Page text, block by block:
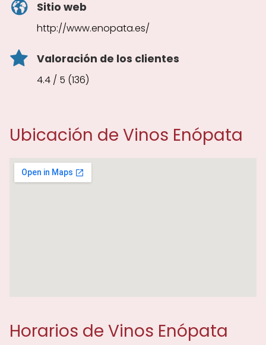
Sitio web
http://www.enopata.es/
Valoración de los clientes
4.4 / 5 (136)
Ubicación de Vinos Enópata
Horarios de Vinos Enópata